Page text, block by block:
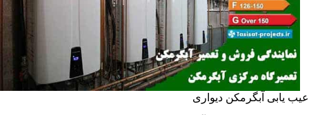
عیب یابی آبگرمکن دیواری